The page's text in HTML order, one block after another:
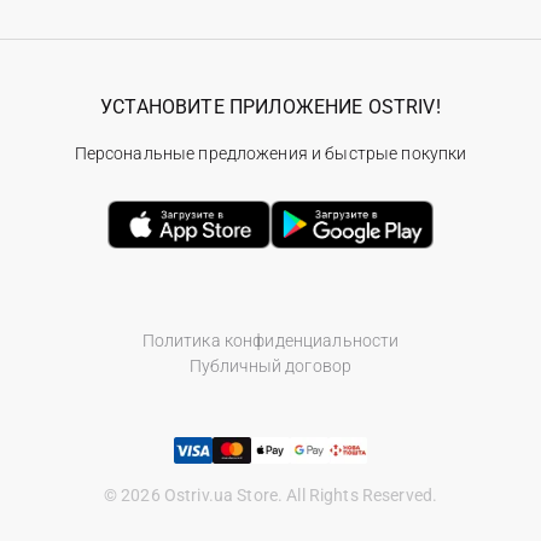
Политика конфиденциальности
Публичный договор
© 2026 Ostriv.ua Store. All Rights Reserved.
УСТАНОВИТЕ ПРИЛОЖЕНИЕ OSTRIV!
Персональные предложения и быстрые покупки